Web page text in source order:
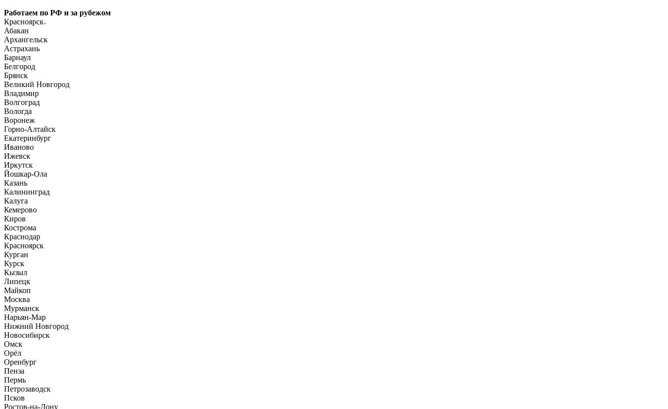
Работаем по РФ и за рубежом
Красноярск
Абакан
Архангельск
Астрахань
Барнаул
Белгород
Брянск
Великий Новгород
Владимир
Волгоград
Вологда
Воронеж
Горно-Алтайск
Екатеринбург
Иваново
Ижевск
Иркутск
Йошкар-Ола
Казань
Калининград
Калуга
Кемерово
Киров
Кострома
Краснодар
Красноярск
Курган
Курск
Кызыл
Липецк
Майкоп
Москва
Мурманск
Нарьян-Мар
Нижний Новгород
Новосибирск
Омск
Орёл
Оренбург
Пенза
Пермь
Петрозаводск
Псков
Ростов-на-Дону